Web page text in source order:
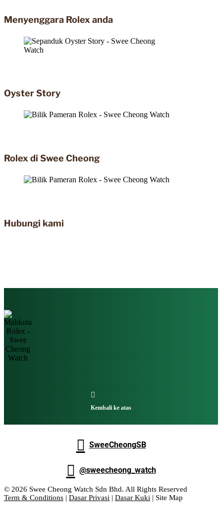
Menyenggara Rolex anda
Oyster Story
Rolex di Swee Cheong
Hubungi kami

Kembali ke atas
 SweeCheongSB
 @sweecheong_watch
© 2026 Swee Cheong Watch Sdn Bhd. All Rights Reserved
Term & Conditions | Dasar Privasi | Dasar Kuki | Site Map